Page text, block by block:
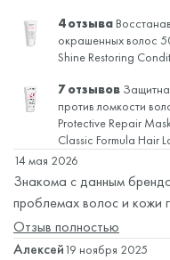
стойкие
оказывает
*Обращаем
поставляется без
естественные
Снижает
предотвращает
— Янтарная
перхоти и струпьев,
— Полифенол
раздражение, зуд и
антиоксидантные
расслабленности кожи
— Аллантоин:
облегчающее и
раздраженные
процессы ороговения.
успеха после мытья
Dandruff Shampoo
4 отзыва
окрашенных волос
Shine Restoring
7 отзывов
против ломкости
Protective Repair
Classic Formula Hair
14 мая 2026
Знакома с данным
проблемах волос и кожи
подростку в борьбе с
Отзыв полностью
Алексей19 ноября 2025